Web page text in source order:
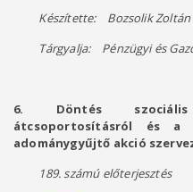
Készítette: Bozsolik Zoltán
Tárgyalja: Pénzügyi és
6. Döntés
átcsoportosításról és a
adománygyűjtő akció
189. számú előterjesztés